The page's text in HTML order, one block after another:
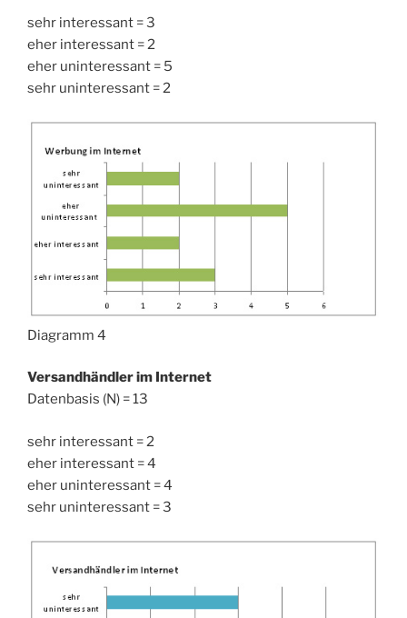
sehr interessant = 3
eher interessant = 2
eher uninteressant = 5
sehr uninteressant = 2
Diagramm 4
Versandhändler im Internet
Datenbasis (N) = 13
sehr interessant = 2
eher interessant = 4
eher uninteressant = 4
sehr uninteressant = 3